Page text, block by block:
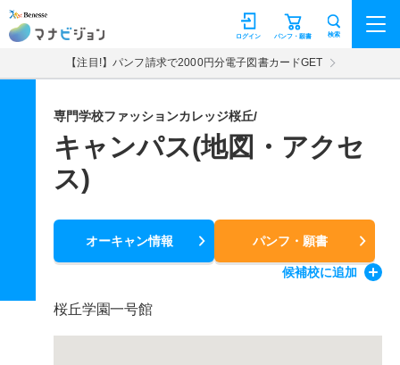
マナビジョン パンフ・願書
ログイン 検索
【注目!】パンフ請求で2000円分電子図書カードGET
専門学校ファッションカレッジ桜丘/
キャンパス(地図・アクセ
ス)
オーキャン情報 パンフ・願書
候補校に追加
桜丘学園一号館